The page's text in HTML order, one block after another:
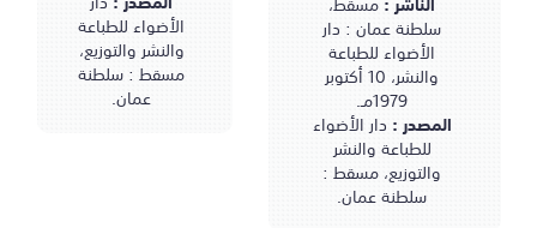
الأضواء للطباعة
والنشر والتوزيع،
مسقط : سلطنة
عمان.
سلطنة عمان : دار
الأضواء للطباعة
والنشر، 10 أكتوبر
1979مـ.
المصدر : دار الأضواء
للطباعة والنشر
والتوزيع، مسقط :
سلطنة عمان.